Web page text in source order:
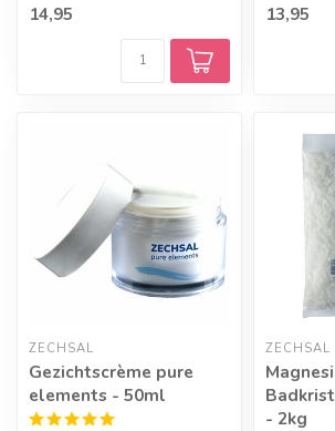
magnesium met de verzo...
14,95
en ...
13,95
ZECHSAL
Gezichtscrème pure
elements - 50ml
ZECHSAL
- 2kg